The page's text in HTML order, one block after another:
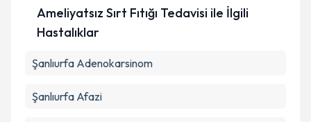
Ameliyatsız Sırt Fıtığı Tedavisi ile İlgili
Hastalıklar
Şanlıurfa Adenokarsinom
Şanlıurfa Afazi